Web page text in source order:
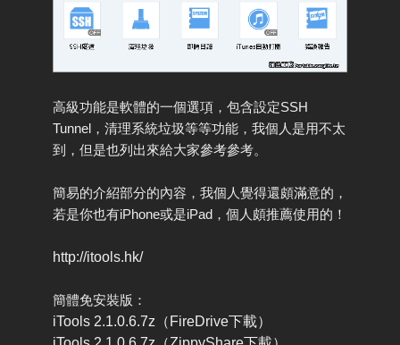
高級功能是軟體的一個選項，包含設定SSH
Tunnel，清理系統垃圾等等功能，我個人是用不太
到，但是也列出來給大家參考參考。
簡易的介紹部分的內容，我個人覺得還頗滿意的，
若是你也有iPhone或是iPad，個人頗推薦使用的！
http://itools.hk/
簡體免安裝版：
iTools 2.1.0.6.7z（FireDrive下載）